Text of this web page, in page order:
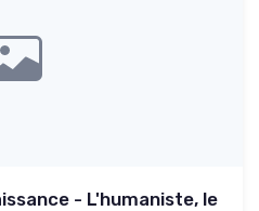
- L'humaniste, le